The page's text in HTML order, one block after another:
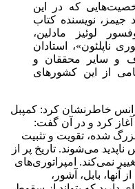
که در این
جیمز، نویسنده کتاب
لوئیز مادلین،
ناپلئون»، استادان
و سایر محققان و
از این کشورهای
خاطرنشان کرد: کمپبل
آغاز کرد و در آن گفت:
شده، تقویت و تثبیت
می‌شوند. تاریخ پر از
نمی‌کند. امپراتوری‌های
آنها، بابل، آشور،